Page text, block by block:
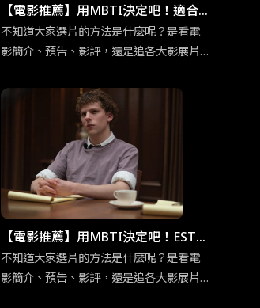
【電影推薦】用MBTI決定吧！適合
「渴望深度交流」ENFP競選者的五
部電影
不知道大家選片的方法是什麼呢？是看電
影簡介、預告、影評，還是追各大影展片
到扼腕，各位不妨可以用 MBTI 十六型人
格決定，給那些不曾想過要看的片一個機
會喔！在正文開始前，我們先來認識ENFP
競選者吧！ENFP競選者看似外向活潑，交
友廣闊，但實際上他們十分渴望與他人建
立有意義的情感聯繫。有鑑於此，今天要
介紹的五部電影皆建立在「交流」之上，
一起來看是哪些電影吧！
【電影推薦】用MBTI決定吧！ESTP
企業家「足智多謀」的五部電影
不知道大家選片的方法是什麼呢？是看電
影簡介、預告、影評，還是追各大影展片